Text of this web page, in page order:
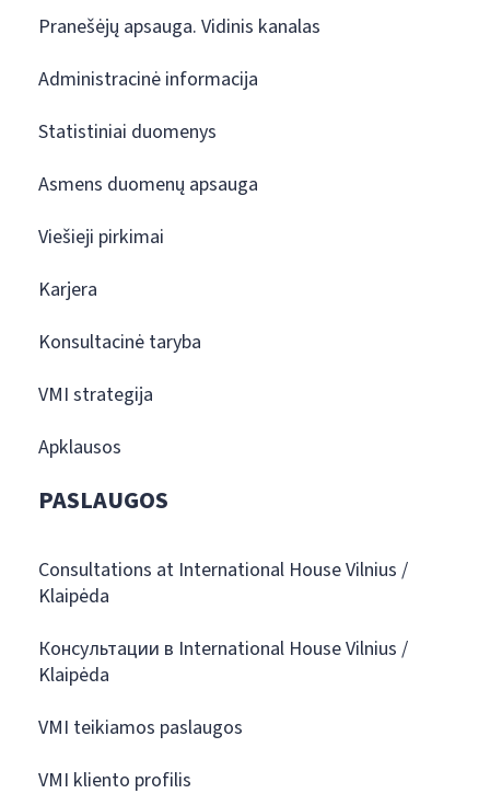
Pranešėjų apsauga. Vidinis kanalas
Administracinė informacija
Statistiniai duomenys
Asmens duomenų apsauga
Viešieji pirkimai
Karjera
Konsultacinė taryba
VMI strategija
Apklausos
PASLAUGOS
Consultations at International House Vilnius /
Klaipėda
Консультации в International House Vilnius /
Klaipėda
VMI teikiamos paslaugos
VMI kliento profilis